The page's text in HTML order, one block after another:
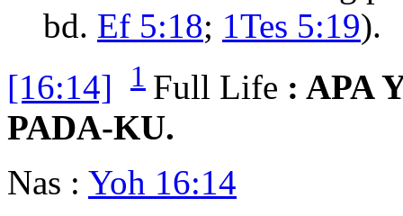
bd. Ef 5:18; 1Tes 5:19).
[16:14]
1 Full Life : APA
PADA-KU.
Nas : Yoh 16:14